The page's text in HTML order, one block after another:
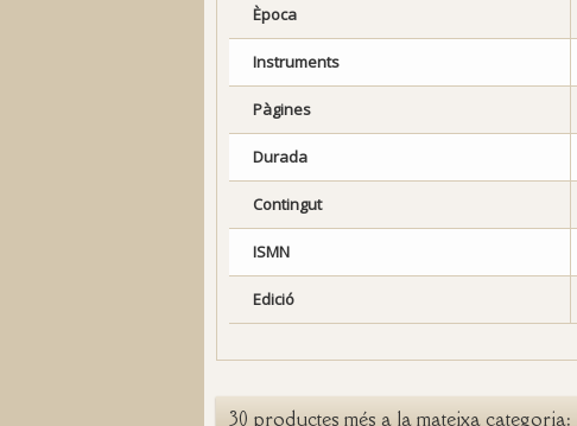
Època
Instruments
Pàgines
Durada
Contingut
ISMN
Edició
30 productes més a la mateixa categoria: